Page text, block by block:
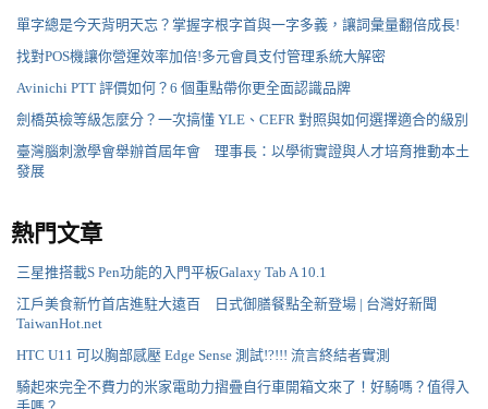
單字總是今天背明天忘？掌握字根字首與一字多義，讓詞彙量翻倍成長!
找對POS機讓你營運效率加倍!多元會員支付管理系統大解密
Avinichi PTT 評價如何？6 個重點帶你更全面認識品牌
劍橋英檢等級怎麼分？一次搞懂 YLE、CEFR 對照與如何選擇適合的級別
臺灣腦刺激學會舉辦首屆年會 理事長：以學術實證與人才培育推動本土
發展
熱門文章
三星推搭載S Pen功能的入門平板Galaxy Tab A 10.1
江戶美食新竹首店進駐大遠百 日式御膳餐點全新登場 | 台灣好新聞
TaiwanHot.net
HTC U11 可以胸部感壓 Edge Sense 測試!?!!! 流言終結者實測
騎起來完全不費力的米家電助力摺疊自行車開箱文來了！好騎嗎？值得入